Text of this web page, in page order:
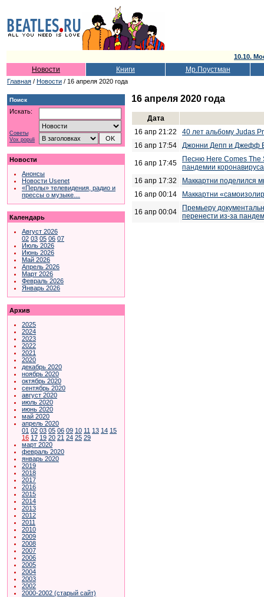
10.10.
Новости Книги Мр.Поустман
Главная / Новости / 16 апреля 2020 года
Поиск
Искать:
Советы
Vox populi
Новости
Анонсы
Новости Usenet
«Перлы» телевидения, радио и
прессы о музыке…
Календарь
Август 2026
02 03 05 06 07
Июль 2026
Июнь 2026
Май 2026
Апрель 2026
Март 2026
Февраль 2026
Январь 2026
Архив
2025
2024
2023
2022
2021
2020
декабрь 2020
ноябрь 2020
октябрь 2020
сентябрь 2020
август 2020
июль 2020
июнь 2020
май 2020
апрель 2020
01 02 03 05 06 09 10 11 13 14 15
16 17 19 20 21 24 25 29
март 2020
февраль 2020
январь 2020
2019
2018
2017
2016
2015
2014
2013
2012
2011
2010
2009
2008
2007
2006
2005
2004
2003
2002
2000-2002 (старый сайт)
16 апреля 2020 года
Дата
16 апр 21:22
40 лет альбому Judas
16 апр 17:54
Джонни Депп и Джефф
16 апр 17:45
Песню Here Comes The
пандемии коронавируса
16 апр 17:32
Маккартни поделился
16 апр 00:14
Маккартни
16 апр 00:04
Премьеру
перенести из-за